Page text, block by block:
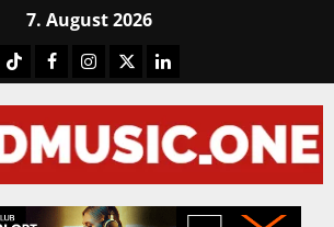
7. August 2026
TiktokFacebook
Instagram
X LinkedIN